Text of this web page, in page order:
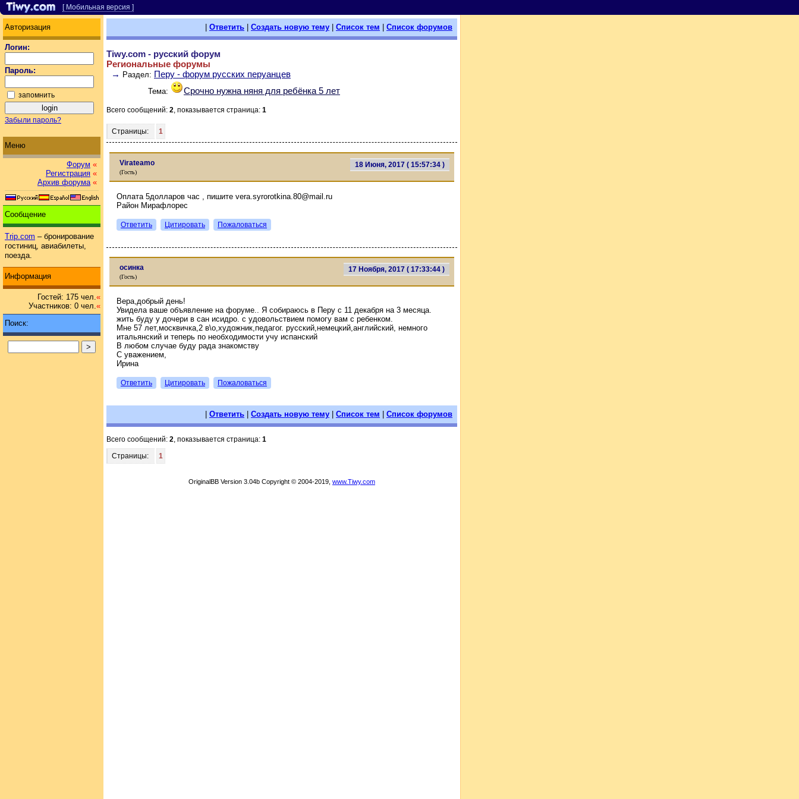
[ Мобильная версия ]
Авторизация
Логин:
Пароль:
запомнить
Забыли пароль?
Меню
Форум «
Регистрация «
Архив форума «
Сообщение
Trip.com – бронирование
гостиниц, авиабилеты,
поезда.
Информация
Гостей: 175 чел.«
Участников: 0 чел.«
Поиск:
Ответить Создать новую тему Список тем Список форумов
Tiwy.com - русский форум
Региональные форумы
→ Раздел: Перу - форум русских перуанцев
Тема: Срочно нужна няня для ребёнка 5 лет
Всего сообщений: 2, показывается страница: 1
Страницы: 1
18 Июня, 2017 ( 15:57:34 )
Virateamo
(Гость)
Оплата 5долларов час , пишите vera.syrorotkina.80@mail.ru
Район Мирафлорес
Ответить Цитировать Пожаловаться
17 Ноября, 2017 ( 17:33:44 )
осинка
(Гость)
Вера,добрый день!
Увидела ваше объявление на форуме.. Я собираюсь в Перу с 11 декабря на 3 месяца.
жить буду у дочери в сан исидро. с удовольствием помогу вам с ребенком.
Мне 57 лет,москвичка,2 в\о,художник,педагог. русский,немецкий,английский, немного
итальянский и теперь по необходимости учу испанский
В любом случае буду рада знакомству
С уважением,
Ирина
Ответить Цитировать Пожаловаться
Ответить Создать новую тему Список тем Список форумов
Всего сообщений: 2, показывается страница: 1
Страницы:
1
OriginalBB Version 3.04b Copyright © 2004-2019, www.Tiwy.com